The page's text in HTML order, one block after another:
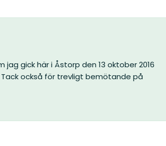
gick här i Åstorp den 13 oktober 2016
också för trevligt bemötande på